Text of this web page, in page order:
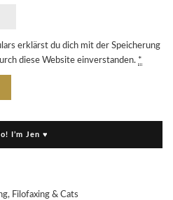
erklärst du dich mit der Speicherung
diese Website einverstanden. *
I’m Jen ♥
Filofaxing & Cats